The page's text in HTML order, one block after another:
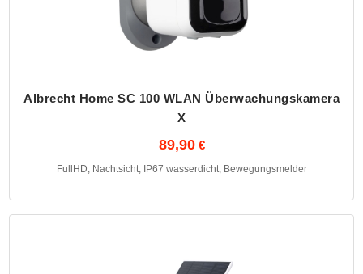
Albrecht Home SC 100 WLAN Überwachungskamera
X
89,90
FullHD, Nachtsicht, IP67 wasserdicht, Bewegungsmelder